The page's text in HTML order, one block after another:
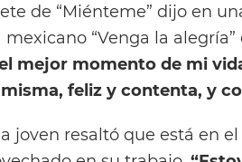
de “Miénteme” dijo en
“Venga la alegría”
mejor momento de mi
feliz y contenta, y
joven resaltó que está en